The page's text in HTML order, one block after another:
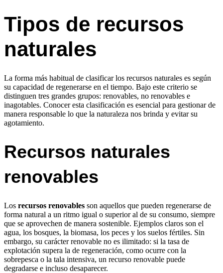
Tipos de recursos
naturales
La forma más habitual de clasificar los recursos naturales es según
su capacidad de regenerarse en el tiempo. Bajo este criterio se
distinguen tres grandes grupos: renovables, no renovables e
inagotables. Conocer esta clasificación es esencial para gestionar de
manera responsable lo que la naturaleza nos brinda y evitar su
agotamiento.
Recursos naturales
renovables
Los recursos renovables son aquellos que pueden regenerarse de
forma natural a un ritmo igual o superior al de su consumo, siempre
que se aprovechen de manera sostenible. Ejemplos claros son el
agua, los bosques, la biomasa, los peces y los suelos fértiles. Sin
embargo, su carácter renovable no es ilimitado: si la tasa de
explotación supera la de regeneración, como ocurre con la
sobrepesca o la tala intensiva, un recurso renovable puede
degradarse e incluso desaparecer.